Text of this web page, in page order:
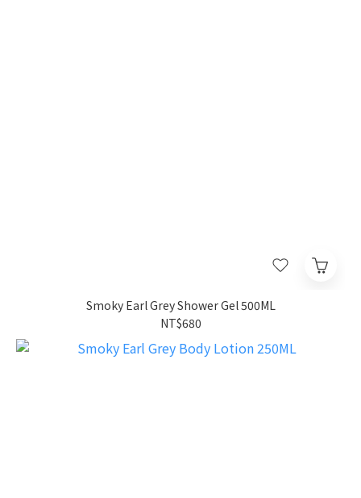
Smoky Earl Grey Shower Gel 500ML
NT$680